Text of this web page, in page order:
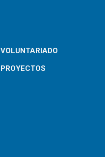
VOLUNTARIADO
PROYECTOS